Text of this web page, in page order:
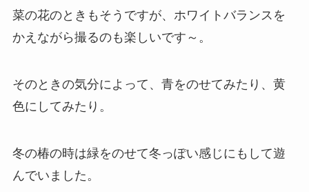
菜の花のときもそうですが、ホワイトバランスを
かえながら撮るのも楽しいです～。
そのときの気分によって、青をのせてみたり、黄
色にしてみたり。
冬の椿の時は緑をのせて冬っぽい感じにもして遊
んでいました。